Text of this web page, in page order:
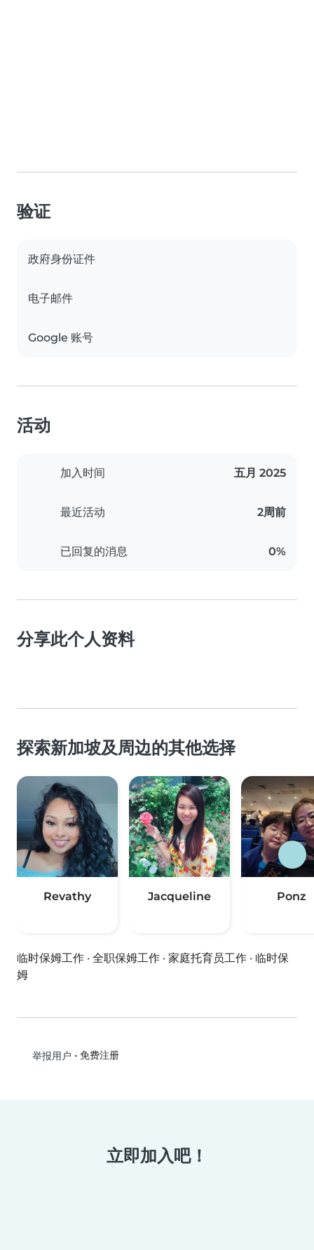
验证
政府身份证件
电子邮件
Google 账号
活动
加入时间 五月 2025
最近活动 2周前
已回复的消息 0%
分享此个人资料
探索新加坡及周边的其他选择
Revathy Jacqueline Ponz
临时保姆工作 · 全职保姆工作 · 家庭托育员工作 · 临时保
姆
举报用户 • 免费注册
立即加入吧！